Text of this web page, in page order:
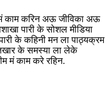
मं काम करिन अऊ जीविका अऊ
पारी के सोशल मीडिया
के कहिनी मन ला पाठ्यक्रम
के समस्या ला लेके
मं काम करे रहिन.